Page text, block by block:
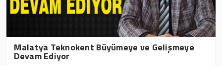
Malatya Teknokent Büyümeye ve Gelişmeye
Devam Ediyor